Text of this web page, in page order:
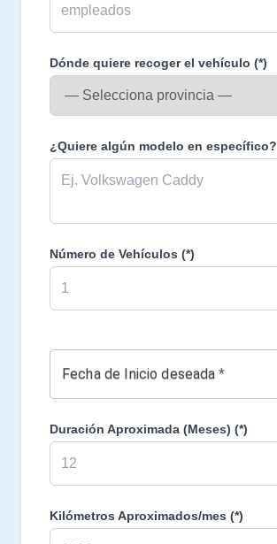
Dónde quiere recoger el vehículo (*)
¿Quiere algún modelo en específico?
Número de Vehículos (*)
Fecha de Inicio deseada *
Duración Aproximada (Meses) (*)
Kilómetros Aproximados/mes (*)